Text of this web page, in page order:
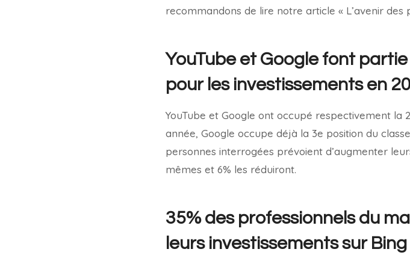
recommandons de lire notre article « L’avenir des
YouTube et Google font
pour les investissements en
YouTube et Google ont occupé respectivement la
année, Google occupe déjà la 3e position du
personnes interrogées prévoient d’augmenter
mêmes et 6% les réduiront.
35% des professionnels du
leurs investissements sur Bing